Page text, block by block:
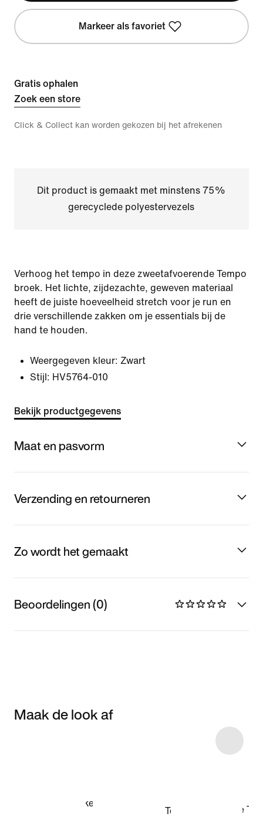
Markeer als favoriet
Gratis ophalen
Zoek een store
Click & Collect kan worden gekozen bij het afrekenen
Dit product is gemaakt met minstens 75%
gerecyclede polyestervezels
Verhoog het tempo in deze zweetafvoerende Tempo
broek. Het lichte, zijdezachte, geweven materiaal
heeft de juiste hoeveelheid stretch voor je run en
drie verschillende zakken om je essentials bij de
hand te houden.
Weergegeven kleur: Zwart
Stijl: HV5764-010
Bekijk productgegevens
Maat en pasvorm
Verzending en retourneren
Zo wordt het gemaakt
Beoordelingen (0)
Maak de look af